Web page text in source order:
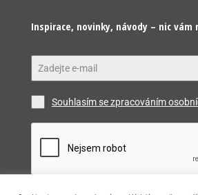
Inspirace, novinky, návody – nic vám
Souhlasím se zpracováním